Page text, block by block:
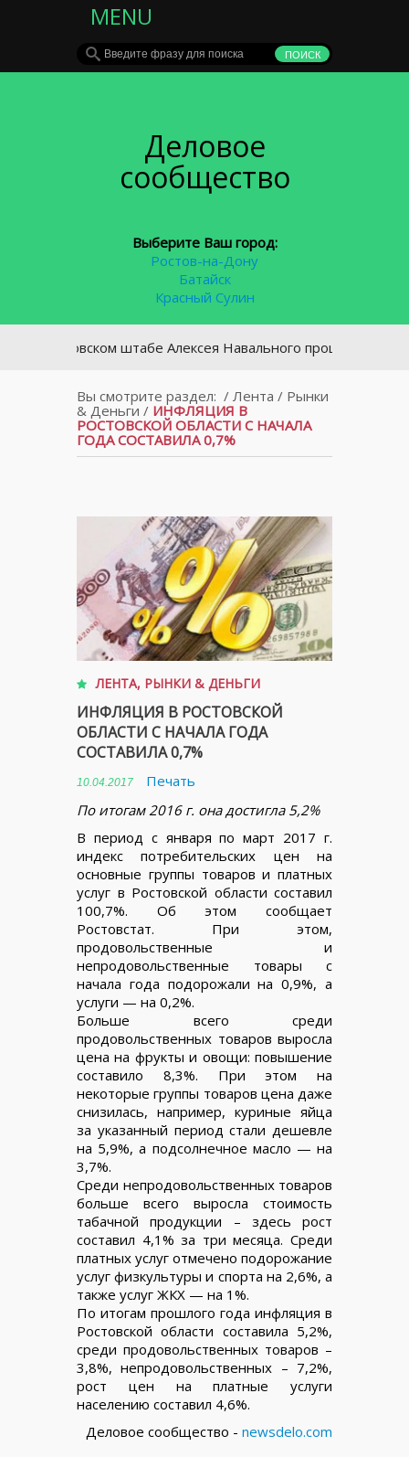
MENU
Деловое
сообщество
Выберите Ваш город:
Ростов-на-Дону
Батайск
Красный Сулин
штабе Алексея Навального прошли обыски
Вы смотрите раздел: / Лента / Рынки
& Деньги / ИНФЛЯЦИЯ В
РОСТОВСКОЙ ОБЛАСТИ С НАЧАЛА
ГОДА СОСТАВИЛА 0,7%
ЛЕНТА, РЫНКИ & ДЕНЬГИ
ИНФЛЯЦИЯ В РОСТОВСКОЙ
ОБЛАСТИ С НАЧАЛА ГОДА
СОСТАВИЛА 0,7%
10.04.2017
Печать
По итогам 2016 г. она достигла 5,2%
В период с января по март 2017 г.
индекс потребительских цен на
основные группы товаров и платных
услуг в Ростовской области составил
100,7%. Об этом сообщает
Ростовстат. При этом,
продовольственные и
непродовольственные товары с
начала года подорожали на 0,9%, а
услуги — на 0,2%.
Больше всего среди
продовольственных товаров выросла
цена на фрукты и овощи: повышение
составило 8,3%. При этом на
некоторые группы товаров цена даже
снизилась, например, куриные яйца
за указанный период стали дешевле
на 5,9%, а подсолнечное масло — на
3,7%.
Среди непродовольственных товаров
больше всего выросла стоимость
табачной продукции – здесь рост
составил 4,1% за три месяца. Среди
платных услуг отмечено подорожание
услуг физкультуры и спорта на 2,6%, а
также услуг ЖКХ — на 1%.
По итогам прошлого года инфляция в
Ростовской области составила 5,2%,
среди продовольственных товаров –
3,8%, непродовольственных – 7,2%,
рост цен на платные услуги
населению составил 4,6%.
Деловое сообщество - newsdelo.com